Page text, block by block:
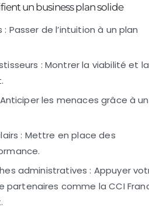
un business plan solide
: Passer de l’intuition à un plan
: Montrer la viabilité et la
Anticiper les menaces grâce à
: Mettre en place des
administratives : Appuyer
partenaires comme la CCI